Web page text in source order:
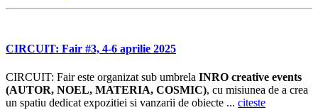
CIRCUIT: Fair #3, 4-6 aprilie 2025
CIRCUIT: Fair este organizat sub umbrela INRO creative events
(AUTOR, NOEL, MATERIA, COSMIC), cu misiunea de a crea
un spatiu dedicat expozitiei si vanzarii de obiecte ... citeste